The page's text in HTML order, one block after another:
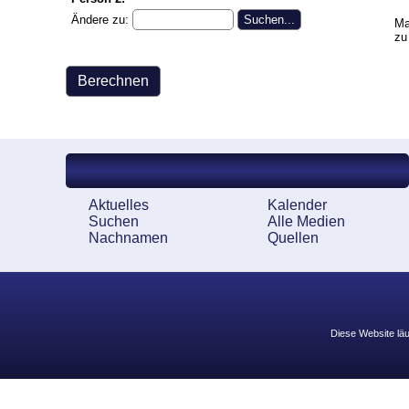
Ändere zu:
Quick Links
Aktuelles
Suchen
Nachnamen
Kalender
Alle Medien
Quellen
Diese Website